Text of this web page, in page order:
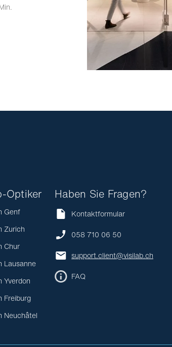
Optiker
Genf
Zurich
Chur
Lausanne
Yverdon
Freiburg
Neuchâtel
Haben Sie Fragen?
Kontaktformular
058 710 06 50
support.client@visilab.ch
FAQ